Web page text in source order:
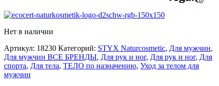
Нет в наличии
Артикул: 18230 Категорий: STYX Naturcosmetic, Для мужчин,
Для мужчин ВСЕ БРЕНДЫ, Для рук и ног, Для рук и ног, Для
спорта, Для тела, ТЕЛО по назначению, Уход за телом для
мужчин